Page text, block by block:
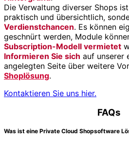
Die Verwaltung diverser Shops
praktisch und übersichtlich,
Verdienstchancen. Es können
geschnürt werden, Module
Subscription-Modell vermietet
Informieren Sie sich auf unserer
angelegten Seite über weitere
Shoplösung.
Kontaktieren Sie uns hier.
FAQs
Was ist eine Private Cloud Shopsoftware